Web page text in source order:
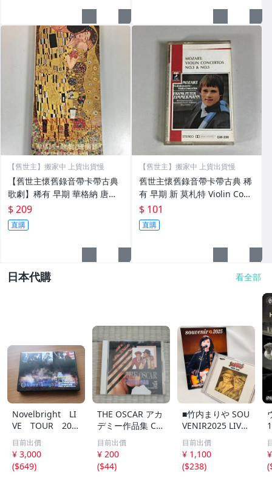
【舊世主】搬家中 上貨出貨慢
【舊世主懷舊錄音帶卡帶古典
歌劇】稀有 早期 華格納 唐懷
瑟 拜魯特版 3卷完整 附中德對
照劇詞解說冊 內外乾淨
$ 209
直購
【舊世主】搬家中 上貨出貨慢
舊世主懷舊錄音帶卡帶古典 稀
有 早期 新 莫札特 Violin Conc
erto NO 3&5 季曼門 Zimmer
mann 法勃 指揮 EMI 原殼 內
外乾淨
$ 101
直購
日本代購 看全部
Novelbright LI
VE TOUR 202
4 ～CIRCUS
～ DVD 3枚
組 （中古品）
目前出價
¥ 3,000
($649)
THE OSCAR アカ
デミー作品集 CD
映画音楽 サウン
ドトラック
目前出價
¥ 200
($44)
■竹内まりや SOU
VENIR2025 LIVE
DVD ＆ SUGARB
ABE シュガー・
ベイブ 山下達郎
SONGS 2枚組 20
目前出價
¥ 1,100
($238)
(